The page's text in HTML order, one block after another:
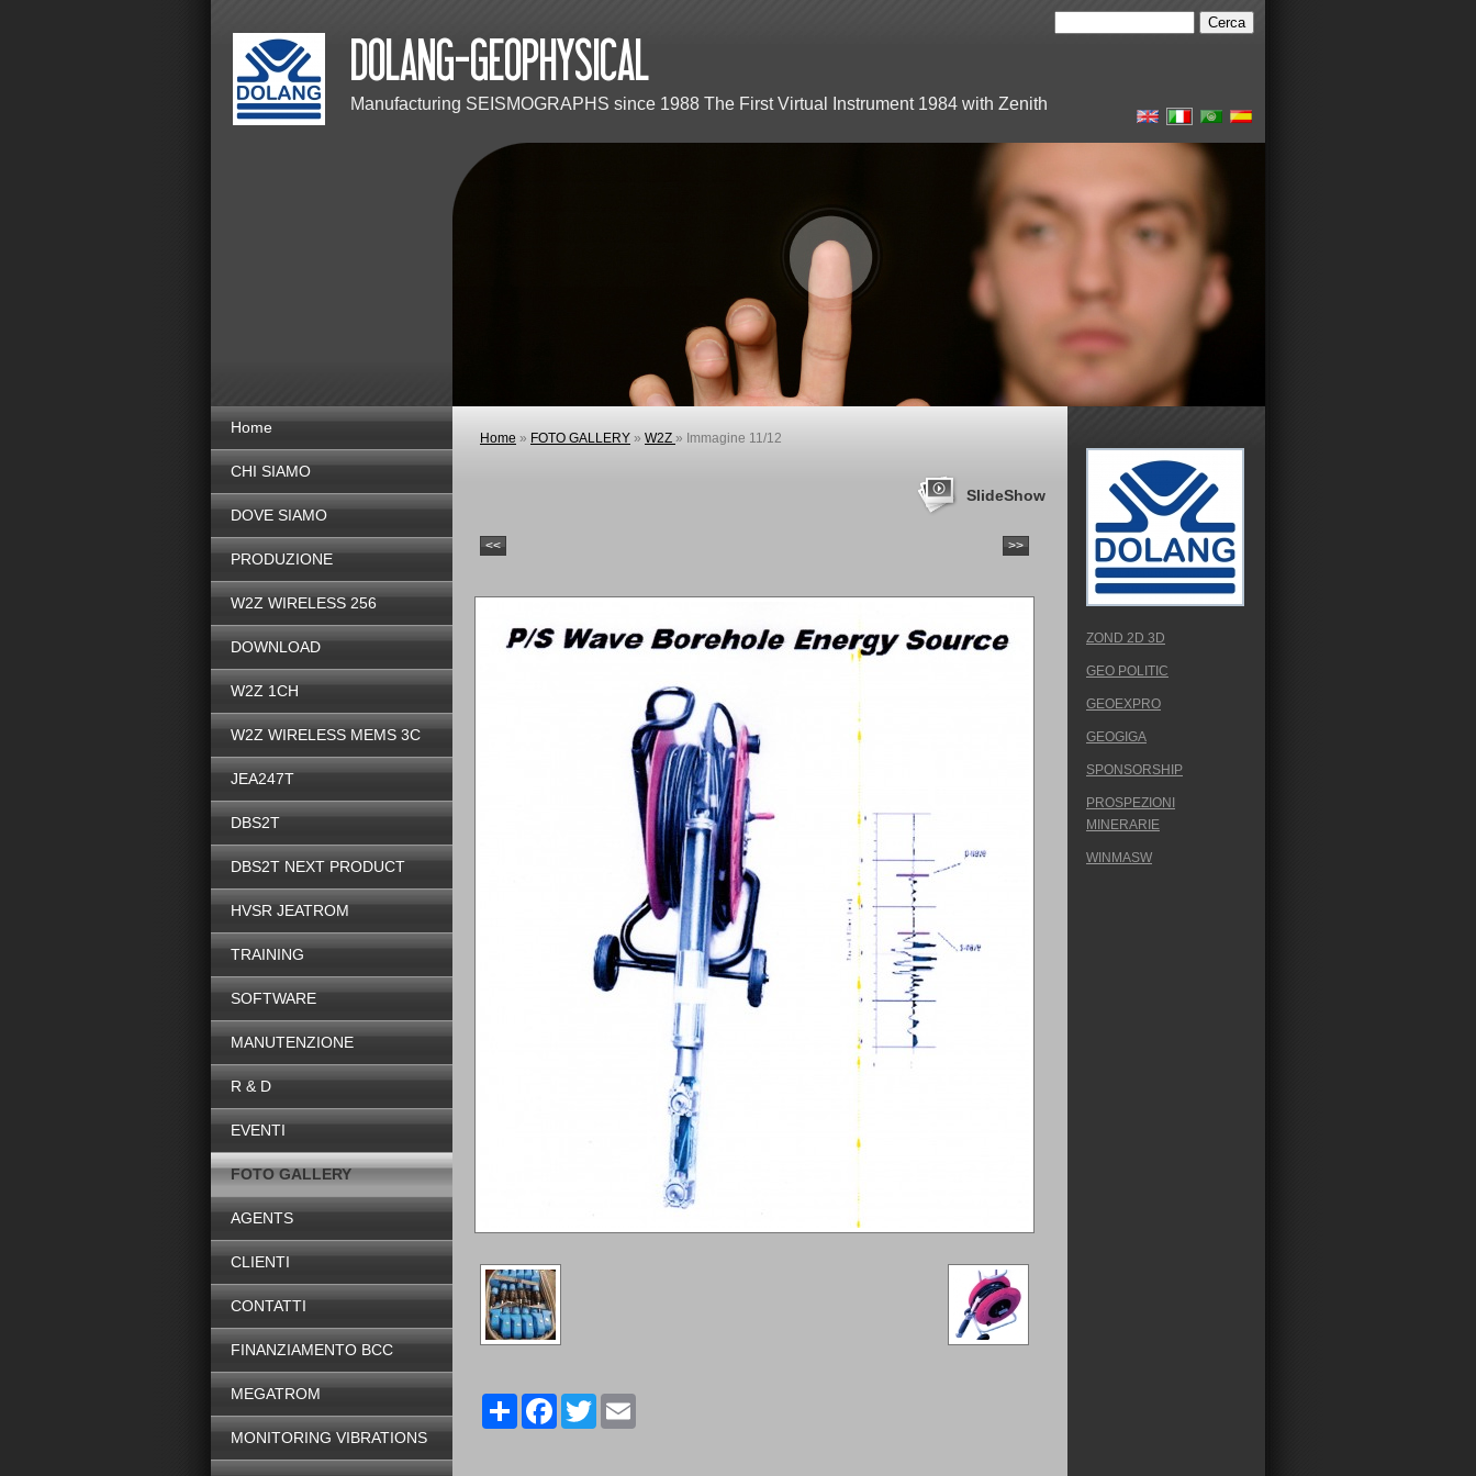
Manufacturing SEISMOGRAPHS since 1988 The First Virtual Instrument 1984 with Zenith
Home
CHI SIAMO
DOVE SIAMO
PRODUZIONE
W2Z WIRELESS 256
DOWNLOAD
W2Z 1CH
W2Z WIRELESS MEMS 3C
JEA247T
DBS2T
DBS2T NEXT PRODUCT
HVSR JEATROM
TRAINING
SOFTWARE
MANUTENZIONE
R & D
EVENTI
FOTO GALLERY
AGENTS
CLIENTI
CONTATTI
FINANZIAMENTO BCC
MEGATROM
MONITORING VIBRATIONS
Home » FOTO GALLERY » W2Z » Immagine 11/12
SlideShow
<< >>
Share Facebook
Twitter
ZOND 2D 3D
GEO POLITIC
GEOEXPRO
GEOGIGA
SPONSORSHIP
PROSPEZIONI
MINERARIE
WINMASW